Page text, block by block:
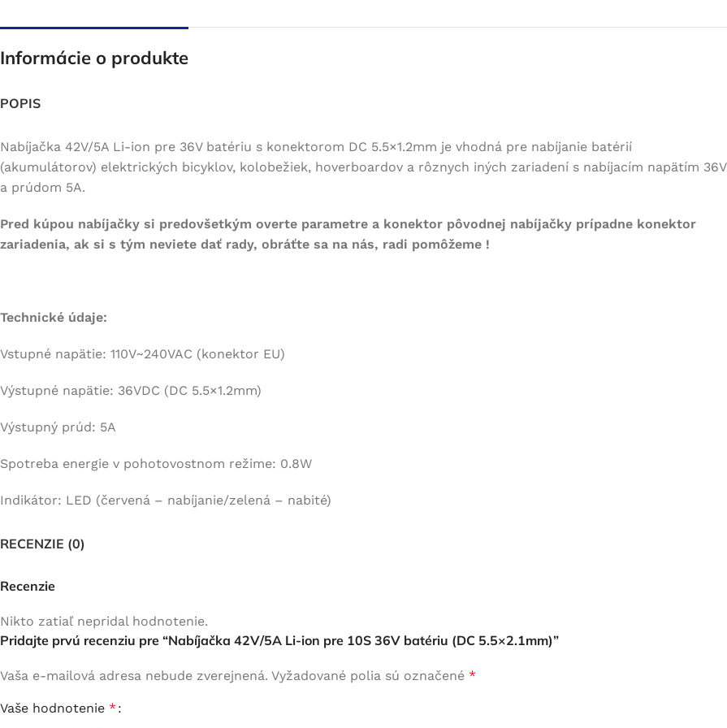
Informácie o produkte
POPIS
Nabíjačka 42V/5A Li-ion pre 36V batériu s konektorom DC 5.5×1.2mm je vhodná pre nabíjanie batérií
(akumulátorov) elektrických bicyklov, kolobežiek, hoverboardov a rôznych iných zariadení s nabíjacím napätím 36V
a prúdom 5A.
Pred kúpou nabíjačky si predovšetkým overte parametre a konektor pôvodnej nabíjačky prípadne konektor
zariadenia, ak si s tým neviete dať rady, obráťte sa na nás, radi pomôžeme !
Technické údaje:
Vstupné napätie: 110V~240VAC (konektor EU)
Výstupné napätie: 36VDC (DC 5.5×1.2mm)
Výstupný prúd: 5A
Spotreba energie v pohotovostnom režime: 0.8W
Indikátor: LED (červená – nabíjanie/zelená – nabité)
RECENZIE (0)
Recenzie
Nikto zatiaľ nepridal hodnotenie.
Pridajte prvú recenziu pre “Nabíjačka 42V/5A Li-ion pre 10S 36V batériu (DC 5.5×2.1mm)”
Vaša e-mailová adresa nebude zverejnená. Vyžadované polia sú označené *
Vaše hodnotenie *